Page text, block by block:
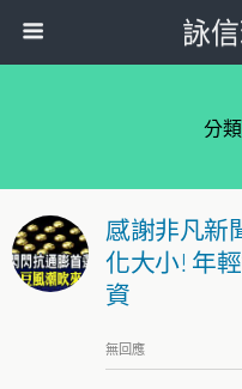
詠
分類
感謝非凡新
化大小! 年
資
無回應